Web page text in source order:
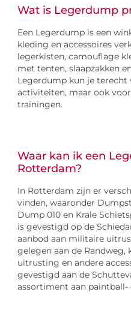
Wat is Legerdump
Een Legerdump is een
kleding en accessoires
legerkisten, camouflage
met tenten, slaapzakken
Legerdump kun je
activiteiten, maar ook
trainingen.
Waar kan ik een
Rotterdam?
In Rotterdam zijn er
vinden, waaronder
Dump 010 en Krale
is gevestigd op de
aanbod aan militaire
gelegen aan de
uitrusting en andere
gevestigd aan de
assortiment aan paintball-